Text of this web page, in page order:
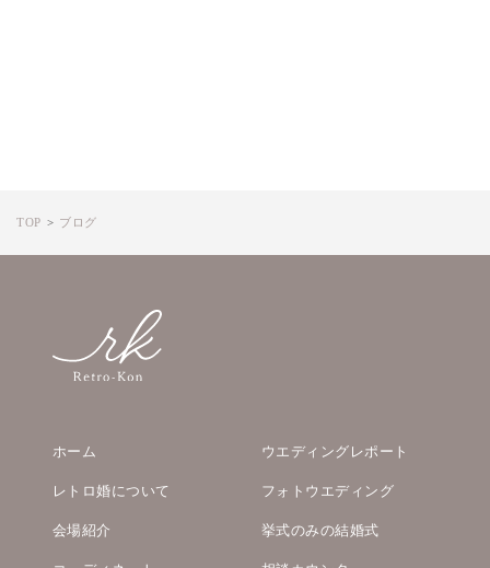
TOP ブログ
ホーム
ウエディングレポート
レトロ婚について
フォトウエディング
会場紹介
挙式のみの結婚式